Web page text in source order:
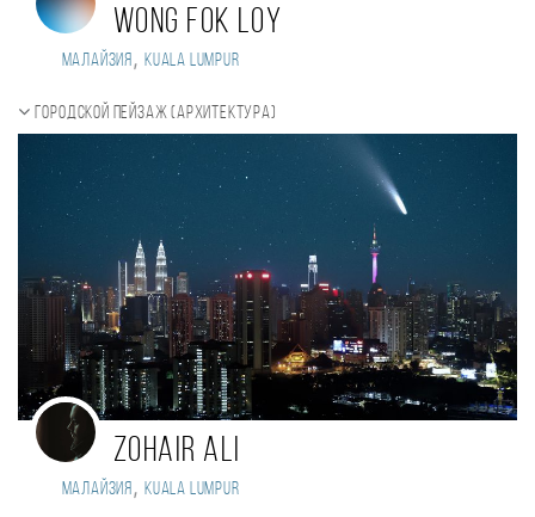
WONG FOK LOY
Малайзия, KUALA LUMPUR
Городской пейзаж (Архитектура)
Zohair Ali
Малайзия , Kuala Lumpur